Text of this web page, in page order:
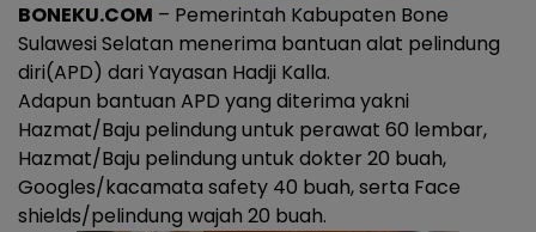
BONEKU.COM – Pemerintah Kabupaten Bone
Sulawesi Selatan menerima bantuan alat pelindung
diri(APD) dari Yayasan Hadji Kalla.
Adapun bantuan APD yang diterima yakni
Hazmat/Baju pelindung untuk perawat 60 lembar,
Hazmat/Baju pelindung untuk dokter 20 buah,
Googles/kacamata safety 40 buah, serta Face
shields/pelindung wajah 20 buah.